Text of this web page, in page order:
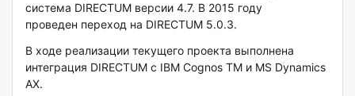
система DIRECTUM версии 4.7. В 2015 году
проведен переход на DIRECTUM 5.0.3.
В ходе реализации текущего проекта выполнена
интеграция DIRECTUM с IBM Cognos TM и MS Dynamics
AX.